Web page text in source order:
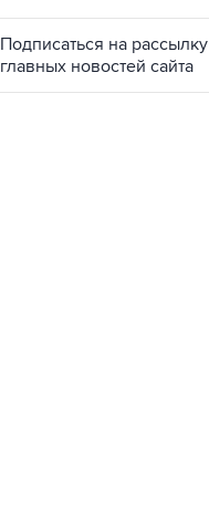
Подписаться на рассылку
главных новостей сайта